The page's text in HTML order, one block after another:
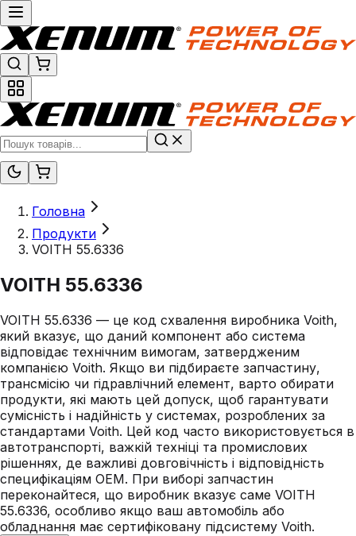
Головна
Продукти
VOITH 55.6336
VOITH 55.6336
VOITH 55.6336 — це код схвалення виробника Voith,
який вказує, що даний компонент або система
відповідає технічним вимогам, затвердженим
компанією Voith. Якщо ви підбираєте запчастину,
трансмісію чи гідравлічний елемент, варто обирати
продукти, які мають цей допуск, щоб гарантувати
сумісність і надійність у системах, розроблених за
стандартами Voith. Цей код часто використовується в
автотранспорті, важкій техніці та промислових
рішеннях, де важливі довговічність і відповідність
специфікаціям OEM. При виборі запчастин
переконайтеся, що виробник вказує саме VOITH
55.6336, особливо якщо ваш автомобіль або
обладнання має сертифіковану підсистему Voith.